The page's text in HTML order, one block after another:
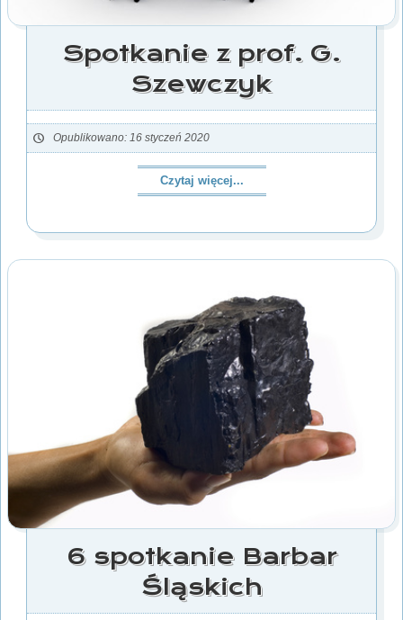
Spotkanie z prof. G.
Szewczyk
Opublikowano: 16 styczeń 2020
Czytaj więcej...
6 spotkanie Barbar
Śląskich